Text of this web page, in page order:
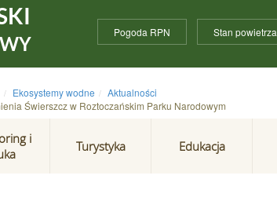
Pogoda RPN Stan powietrza
Ekosystemy wodne
Aktualności
Świerszcz w Roztoczańskim Parku Narodowym
i
Turystyka Edukacja